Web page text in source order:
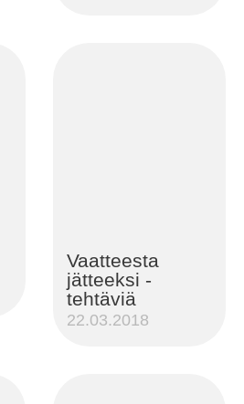
Vaatteesta
jätteeksi -
tehtäviä
22.03.2018